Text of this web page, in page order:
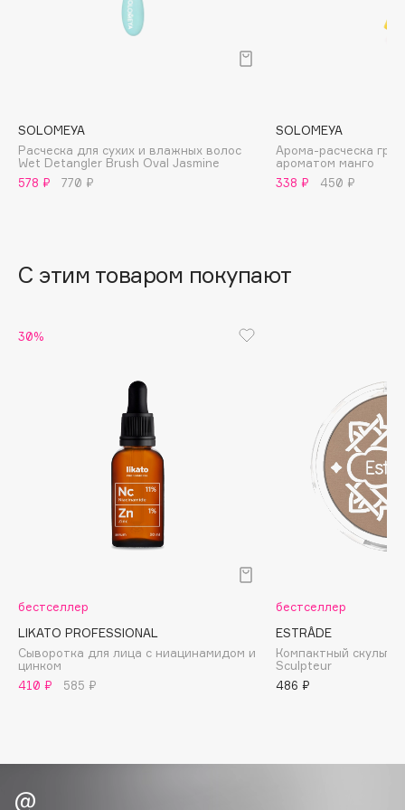
Banderas
Basicare
Batiste
beautyblender
Beverly Hills Polo Club
Boadicea The Victorious
BORK
Brunello Cucinelli
Bvlgari
by TERRY
SOLOMEYA
Расческа для сухих и влажных волос
Wet Detangler Brush Oval Jasmine
578 ₽
770 ₽
SOLOMEYA
Арома-расческа
ароматом манго
338 ₽
450 ₽
С этим товаром покупают
30%
бестселлер
LIKATO PROFESSIONAL
Сыворотка для лица с ниацинамидом и
цинком
410 ₽
585 ₽
бестселлер
ESTRÂDE
Компактный
Sculpteur
486 ₽